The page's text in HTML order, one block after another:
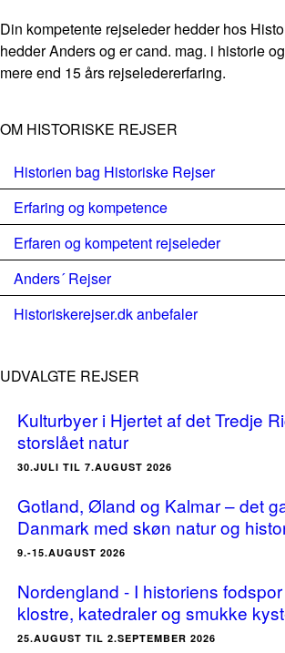
Din kompetente rejseleder hedder hos
hedder Anders og er cand. mag. i historie
mere end 15 års rejseledererfaring.
OM HISTORISKE REJSER
Historien bag Historiske Rejser
Erfaring og kompetence
Erfaren og kompetent rejseleder
Anders´ Rejser
Historiskerejser.dk anbefaler
UDVALGTE REJSER
Kulturbyer i Hjertet af det Tredje
storslået natur
30.JULI TIL 7.AUGUST 2026
Gotland, Øland og Kalmar – det
Danmark med skøn natur og
9.-15.AUGUST 2026
Nordengland - I historiens
klostre, katedraler og smukke
25.AUGUST TIL 2.SEPTEMBER 2026